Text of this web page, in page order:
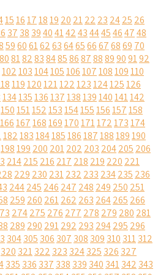
1516171819 20 2122 23 2425 26
37 38 39404142434445464748
5960616263646566676869 70
80818283848586878889909192
102103104105106107108109110
119120121122123124125126
134135136137138139140141142
150151152153154155156157158
166167168169170171172173174
182183184185186187188189190
198199 200 201202 203 204205 206
214215 216 217 218 219 220 221
229 230 231232 233 234235 236
244245 246 247 248 249 250 251
259 260 261262 263 264265 266
274275 276 277 278 279 280 281
289 290 291292 293 294295 296
304305 306 307 308 309 310 311312
320 321322 323 324325 326 327
335 336 337 338 339 340 341342 343